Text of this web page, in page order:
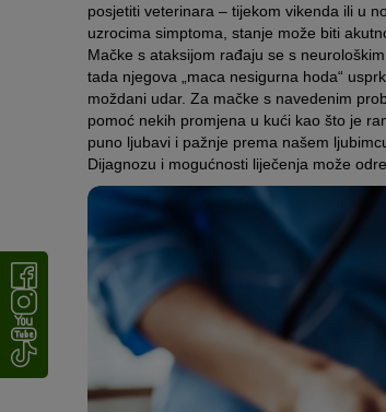
posjetiti veterinara – tijekom vikenda ili u
uzrocima simptoma, stanje može biti
Mačke s ataksijom rađaju se s
tada njegova „maca nesigurna hoda“
moždani udar. Za mačke s navedenim
pomoć nekih promjena u kući kao što je
puno ljubavi i pažnje prema našem
Dijagnozu i mogućnosti liječenja može